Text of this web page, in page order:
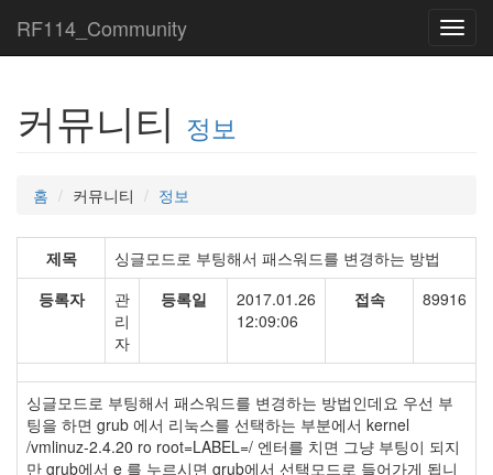
RF114_Community
커뮤니티 정보
홈 커뮤니티 정보
제목
싱글모드로 부팅해서 패스워드를 변경하는 방법
등록자
관
리
자
등록일
2017.01.26
12:09:06
접속 89916
싱글모드로 부팅해서 패스워드를 변경하는 방법인데요 우선 부
팅을 하면 grub 에서 리눅스를 선택하는 부분에서 kernel
/vmlinuz-2.4.20 ro root=LABEL=/ 엔터를 치면 그냥 부팅이 되지
만 grub에서 e 를 누르시면 grub에서 선택모드로 들어가게 됩니